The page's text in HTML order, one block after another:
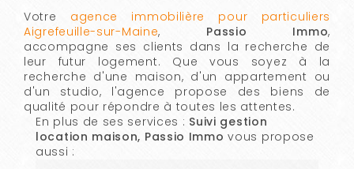
Votre agence immobilière pour particuliers
Aigrefeuille-sur-Maine, Passio Immo,
accompagne ses clients dans la recherche de
leur futur logement. Que vous soyez à la
recherche d'une maison, d'un appartement ou
d'un studio, l'agence propose des biens de
qualité pour répondre à toutes les attentes.
En plus de ses services : Suivi gestion
location maison, Passio Immo vous propose
aussi :